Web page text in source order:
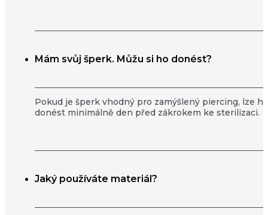
Mám svůj šperk. Můžu si ho donést?
Pokud je šperk vhodný pro zamýšlený piercing, lze ho
donést minimálně den před zákrokem ke sterilizaci.
Jaký používáte materiál?